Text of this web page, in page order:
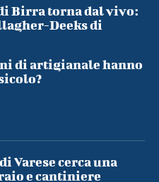
Birra torna dal vivo:
Deeks di
di artigianale hanno
cerca una
e cantiniere